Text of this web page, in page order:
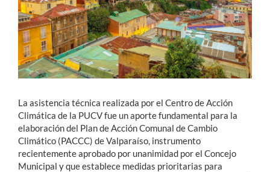
Funcionarios
Alumni
La asistencia técnica realizada por el Centro de Acción
Climática de la PUCV fue un aporte fundamental para la
elaboración del Plan de Acción Comunal de Cambio
Climático (PACCC) de Valparaíso, instrumento
recientemente aprobado por unanimidad por el Concejo
Municipal y que establece medidas prioritarias para